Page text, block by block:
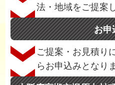
法・地域をご提案
お申
ご提案・お見積り
らお申込みとなり